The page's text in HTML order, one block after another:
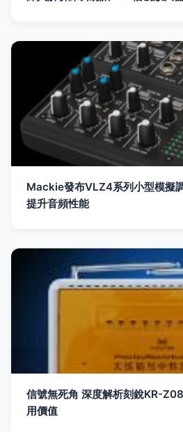
Mackie發布VLZ4系列小型模擬
提升音頻性能
信號無死角 深度解析刻銳KR-
用價值